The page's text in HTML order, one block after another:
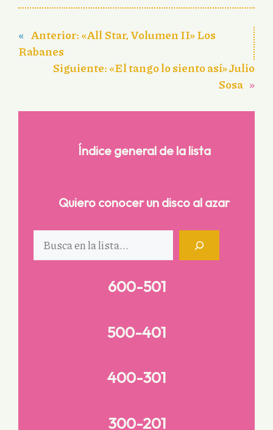
« Anterior:«All Star, Volumen II» Los
Rabanes
Siguiente:«El tango lo siento así» Julio
Sosa »
Índice general de la lista
Quiero conocer un disco al azar
600-501
500-401
400-301
300-201